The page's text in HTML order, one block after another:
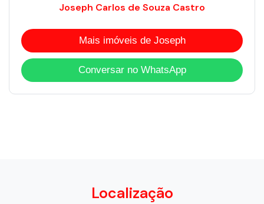
Joseph Carlos de Souza Castro
Mais imóveis de Joseph
Conversar no WhatsApp
Localização